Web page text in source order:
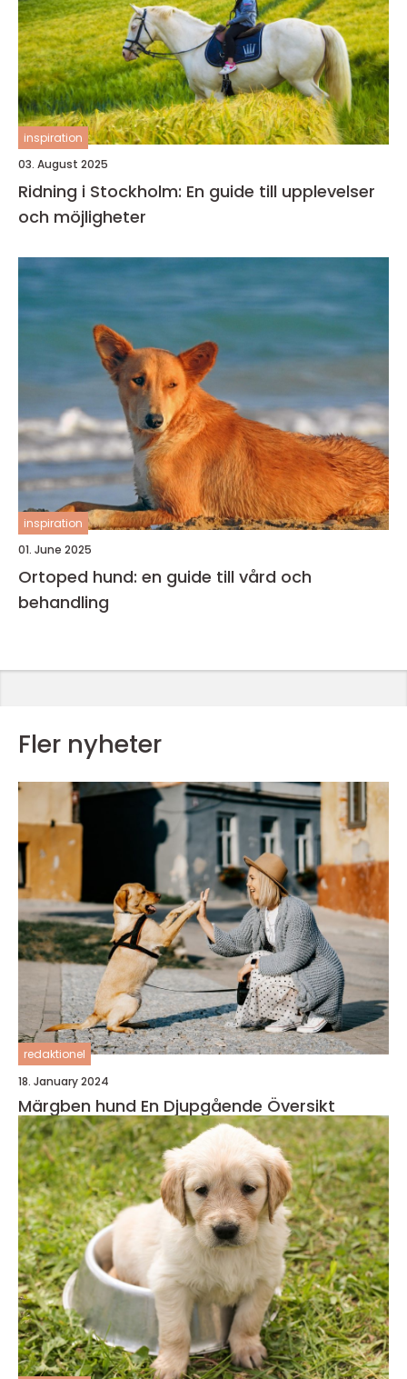
inspiration
03. August 2025
Ridning i Stockholm: En guide till upplevelser
och möjligheter
inspiration
01. June 2025
Ortoped hund: en guide till vård och
behandling
Fler nyheter
redaktionel
18. January 2024
Märgben hund En Djupgående Översikt